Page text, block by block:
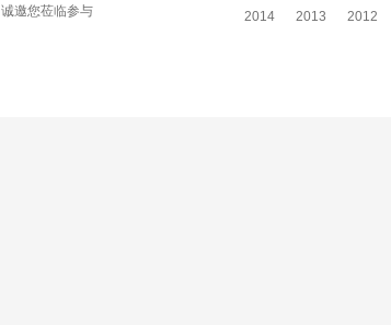
诚邀您莅临参与 2014 2013 2012